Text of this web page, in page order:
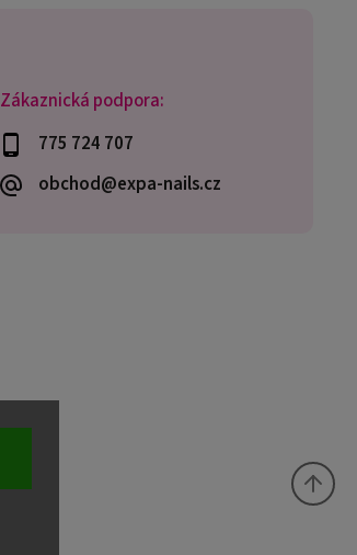
Zákaznická podpora:
775 724 707
obchod@expa-nails.cz